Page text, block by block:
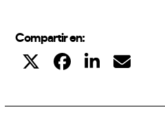
Compartir en: